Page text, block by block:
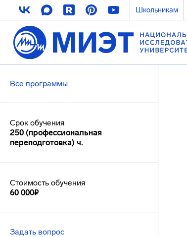
Школьникам
Все программы
Срок обучения
250 (профессиональная
переподготовка) ч.
Стоимость обучения
60 000₽
Задать вопрос